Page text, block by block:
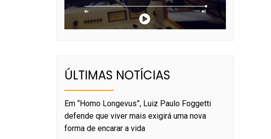
ÚLTIMAS NOTÍCIAS
Em “Homo Longevus”, Luiz Paulo Foggetti
defende que viver mais exigirá uma nova
forma de encarar a vida